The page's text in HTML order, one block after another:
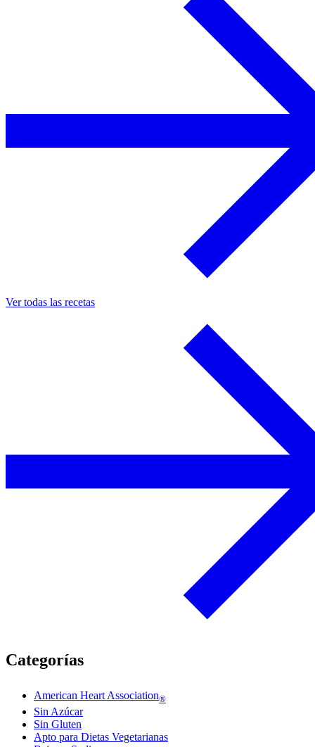
Ver todas las recetas
Categorías
American Heart Association®
Sin Azúcar
Sin Gluten
Apto para Dietas Vegetarianas